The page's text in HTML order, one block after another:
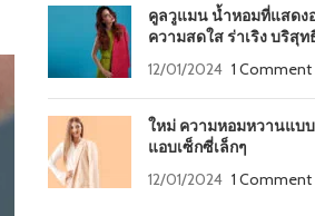
คูลวูแมน น้ำหอมที่แสดง
ความสดใส ร่าเริง บริสุท
12/01/2024 1 Comment
ใหม่ ความหอมหวานแบบ
แอบเซ็กซี่เล็กๆ
12/01/2024 1 Comment